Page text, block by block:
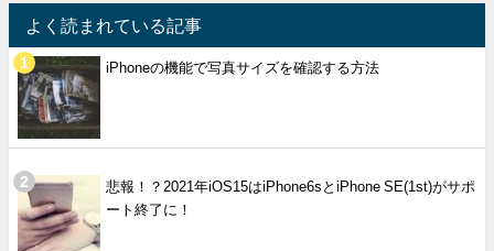
よく読まれている記事
iPhoneの機能で写真サイズを確認する方法
悲報！？2021年iOS15はiPhone6sとiPhone SE(1st)がサポ
ート終了に！